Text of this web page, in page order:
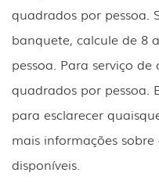
quadrados por pessoa.
banquete, calcule de 8
pessoa. Para serviço
quadrados por pessoa.
para esclarecer
mais informações
disponíveis.